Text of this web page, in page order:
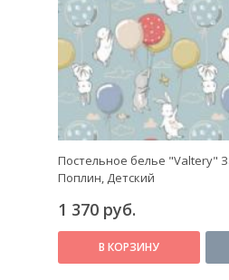
Постельное белье "Valtery"
Поплин, Детский
1 370 руб.
В КОРЗИНУ